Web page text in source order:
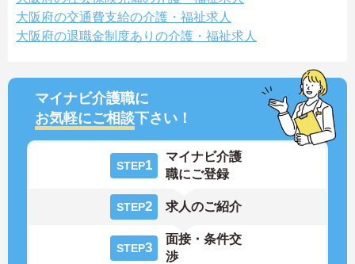
大阪府の交通費支給の介護・福祉求人
大阪府の退職金制度ありの介護・福祉求人
マイナビ介護職に
お気軽にご相談下さい！
STEP1
マイナビ介護
職にご登録
STEP2 求人のご紹介
STEP3
面接・条件交
渉